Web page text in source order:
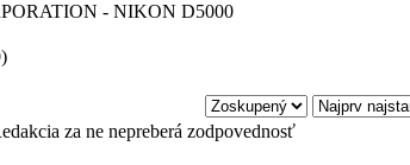
- NIKON D5000
za ne nepreberá zodpovednosť